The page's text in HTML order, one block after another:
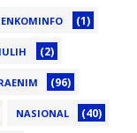
(1)
(2)
(96)
NASIONAL (40)